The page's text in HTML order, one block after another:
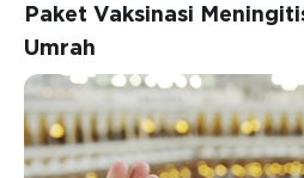
Paket Vaksinasi
Umrah